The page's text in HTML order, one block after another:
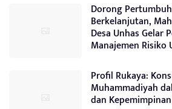
Dorong
Berkelanjutan,
Desa Unhas Gelar
Manajemen Risiko
Profil Rukaya:
Muhammadiyah
dan